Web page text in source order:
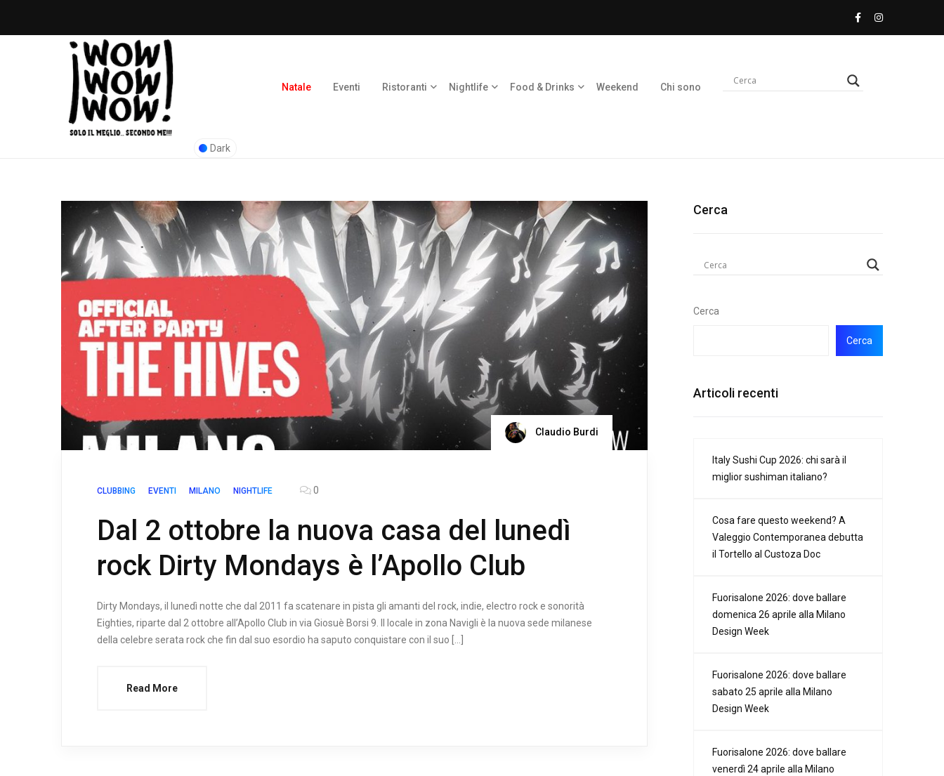
Natale Eventi Ristoranti Nightlife Food & Drinks Weekend Chi sono
Dark
Claudio Burdi
CLUBBING EVENTI MILANO NIGHTLIFE 0
Dal 2 ottobre la nuova casa del lunedì
rock Dirty Mondays è l’Apollo Club
Dirty Mondays, il lunedì notte che dal 2011 fa scatenare in pista gli amanti del rock, indie, electro rock e sonorità
Eighties, riparte dal 2 ottobre all’Apollo Club in via Giosuè Borsi 9. Il locale in zona Navigli è la nuova sede milanese
della celebre serata rock che fin dal suo esordio ha saputo conquistare con il suo […]
Read More
Cerca
Cerca
Cerca
Articoli recenti
Italy Sushi Cup 2026: chi sarà il
miglior sushiman italiano?
Cosa fare questo weekend? A
Valeggio Contemporanea debutta
il Tortello al Custoza Doc
Fuorisalone 2026: dove ballare
domenica 26 aprile alla Milano
Design Week
Fuorisalone 2026: dove ballare
sabato 25 aprile alla Milano
Design Week
Fuorisalone 2026: dove ballare
venerdì 24 aprile alla Milano